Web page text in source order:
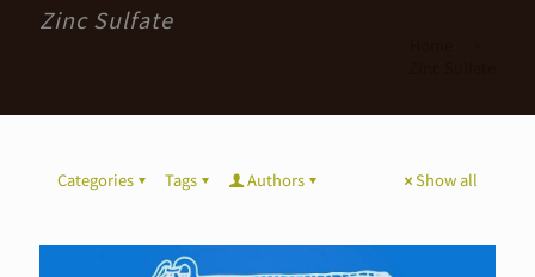
Zinc Sulfate
Categories Tags Authors Show all